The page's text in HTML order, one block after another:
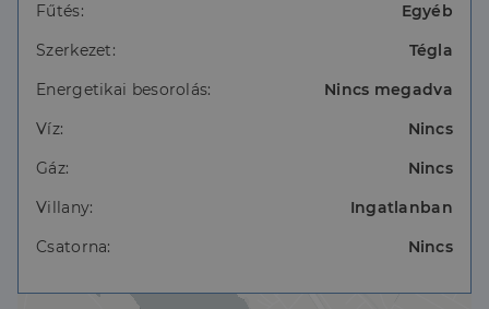
Fontos információ: Az ingatlan hivatalos lakhatási
tulajdoni lap szerinti besorolása miatt lakáshitellel
nem finanszírozható.
Fűtés:
Egyéb
Szerkezet:
Tégla
Energetikai besorolás:
Nincs megadva
Víz:
Nincs
Gáz:
Nincs
Villany:
Ingatlanban
Csatorna:
Nincs